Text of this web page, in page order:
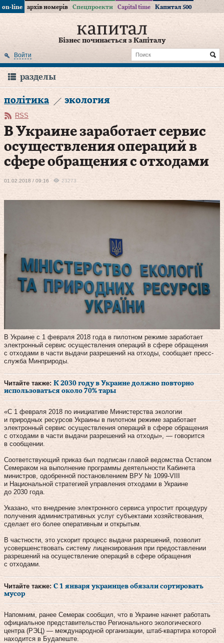
on-line архів номерів Спецпроекти Capital time Капитал 500
Бізнес починається з Капіталу
Войти
разделы
політика экология
RSS
В Украине заработает сервис
осуществления операций в
сфере обращения с отходами
01.02.2018 / 09:16 23273
В Украине с 1 февраля 2018 года в пилотном режиме заработает
электронный сервис осуществления операций в сфере обращения
с отходами в части выдачи разрешений на отходы, сообщает пресс-
служба Минприроды.
Читайте также: К 2030 году в Украине должно повторно
использоваться около 70% тары
«С 1 февраля 2018 по инициативе Министерства экологии
и природных ресурсов Украины в пилотном режиме заработает
электронный сервис осуществления операций в сфере обращения
с отходами в части выдачи разрешений на отходы», — говорится
в сообщении.
Соответствующий приказ был подписан главой ведомства Остапом
Семераком на выполнение программы деятельности Кабинета
министров, одобренной постановлением ВРУ № 1099-VIII
и Национальной стратегией управления отходами в Украине
до 2030 года.
Указано, что внедрение электронного сервиса упростит процедуру
получения административных услуг субъектами хозяйствования,
сделает его более оперативным и открытым.
В частности, это ускорит процесс выдачи разрешений, позволит
усовершенствовать систему лицензирования при предоставлении
разрешений на осуществление операций в сфере обращения
с отходами.
Читайте также: С 1 января украинцев обязали сортировать
мусор
Напомним, ранее Семерак сообщил, что в Украине начнет работать
официальное представительство Регионального экологического
центра (РЭЦ) — международной организации, штаб-квартира которой
находится в Будапеште.